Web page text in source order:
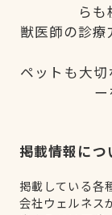
らも
獣医師の診
ペットも大
ー
掲載情報につ
掲載している各
会社ウェルネス